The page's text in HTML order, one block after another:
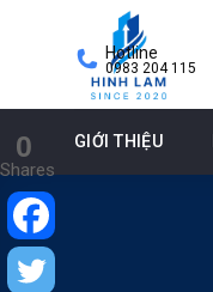
Hotline
0983 204 115
GIỚI THIỆU
0
Shares